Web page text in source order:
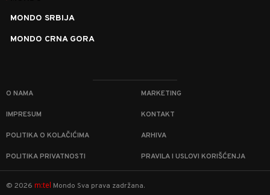
MONDO SRBIJA
MONDO CRNA GORA
O NAMA MARKETING
IMPRESUM KONTAKT
POLITIKA O KOLAČIĆIMA ARHIVA
POLITIKA PRIVATNOSTI PRAVILA I USLOVI KORIŠĆENJA
© 2026 m:tel Mondo Sva prava zadržana.